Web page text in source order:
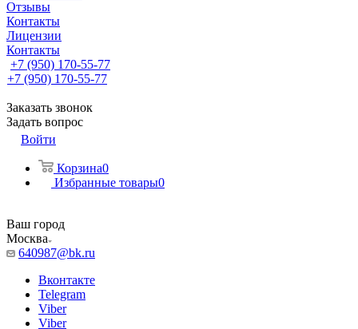
Отзывы
Контакты
Лицензии
Контакты
+7 (950) 170-55-77
+7 (950) 170-55-77
Заказать звонок
Задать вопрос
Войти
Корзина0
Избранные товары0
Ваш город
Москва
640987@bk.ru
Вконтакте
Telegram
Viber
Viber